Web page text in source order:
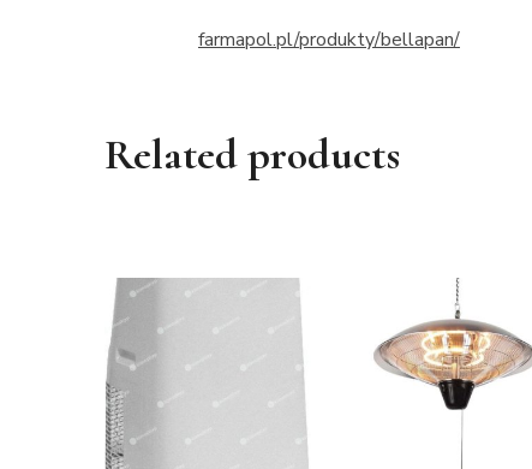
farmapol.pl/produkty/bellapan/
Related products